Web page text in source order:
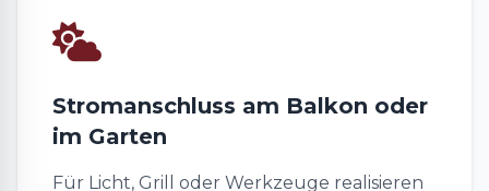
Stromanschluss am Balkon oder
im Garten
Für Licht, Grill oder Werkzeuge realisieren